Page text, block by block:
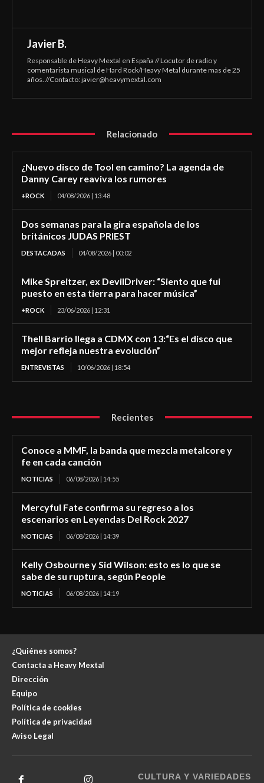
Javier B.
Responsable de Heavy Mextal en España // Locutor de radio y
comentarista musical de Hard Rock/Heavy Metal durante mas de 25
años. //Contacto:javier@heavymextal.com
Relacionado
¿Nuevo disco de Tool en camino? La agenda de
Danny Carey reaviva los rumores
+ROCK 04/08/2026 | 13:48
Dos semanas para la gira española de los
británicos JUDAS PRIEST
DESTACADAS 04/08/2026 | 00:02
Mike Spreitzer, ex DevilDriver: “Siento que fui
puesto en esta tierra para hacer música”
+ROCK 23/06/2026 | 12:31
Thell Barrio llega a CDMX con 13:“Es el disco que
mejor refleja nuestra evolución”
ENTREVISTAS 10/06/2026 | 18:54
Recientes
Conoce a MMF, la banda que mezcla metalcore y
fe en cada canción
NOTICIAS 06/08/2026 | 14:55
Mercyful Fate confirma su regreso a los
escenarios en Leyendas Del Rock 2027
NOTICIAS 06/08/2026 | 14:39
Kelly Osbourne y Sid Wilson: esto es lo que se
sabe de su ruptura, según People
NOTICIAS 06/08/2026 | 14:19
¿Quiénes somos?
Contacta a Heavy Mextal
Dirección
Equipo
Política de cookies
Política de privacidad
Aviso Legal
CULTURA Y VARIEDADES